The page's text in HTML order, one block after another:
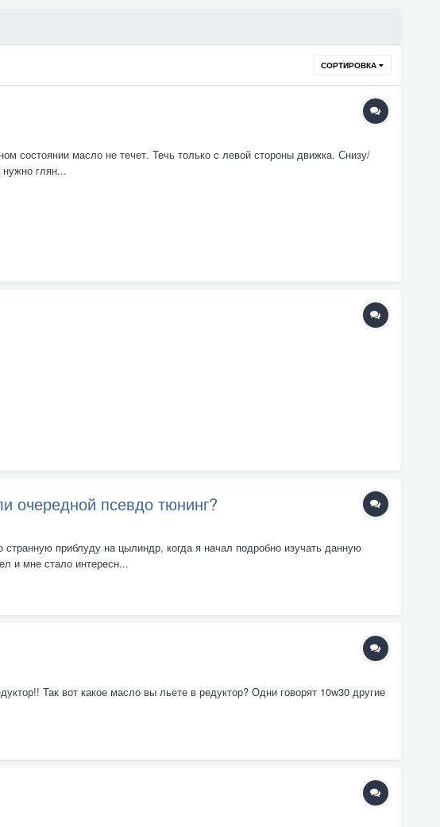
СОРТИРОВКА
состоянии масло не течет. Течь только с левой стороны движка. Снизу/
глян...
очередной псевдо тюнинг?
приблуду на цылиндр, когда я начал подробно изучать данную
и мне стало интересн...
Так вот какое масло вы льете в редуктор? Одни говорят 10w30 другие